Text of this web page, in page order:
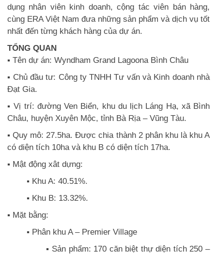
dụng nhân viên kinh doanh, cộng tác viên bán hàng,
cùng ERA Việt Nam đưa những sản phẩm và dịch vụ tốt
nhất đến từng khách hàng của dự án.
TỔNG QUAN
▪️ Tên dự án: Wyndham Grand Lagoona Bình Châu
▪️ Chủ đầu tư: Công ty TNHH Tư vấn và Kinh doanh nhà
Đạt Gia.
▪️ Vị trí: đường Ven Biển, khu du lịch Láng Hạ, xã Bình
Châu, huyện Xuyên Mộc, tỉnh Bà Rịa – Vũng Tàu.
▪️ Quy mô: 27.5ha. Được chia thành 2 phân khu là khu A
có diện tích 10ha và khu B có diện tích 17ha.
▪️ Mật động xât dựng:
▪️ Khu A: 40.51%.
▪️ Khu B: 13.32%.
▪️ Mặt bằng:
▪️ Phân khu A – Premier Village
▪️ Sản phẩm: 170 căn biệt thự diện tích 250 –